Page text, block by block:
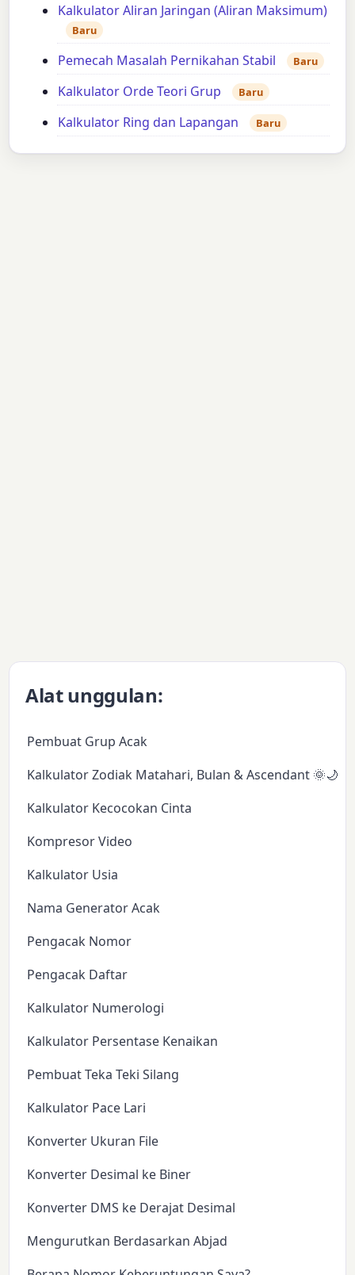
Kalkulator Aliran Jaringan (Aliran Maksimum)
Baru
Pemecah Masalah Pernikahan Stabil Baru
Kalkulator Orde Teori Grup Baru
Kalkulator Ring dan Lapangan Baru
Alat unggulan:
Pembuat Grup Acak
Kalkulator Zodiak Matahari, Bulan & Ascendant 🌞🌙✨
Kalkulator Kecocokan Cinta
Kompresor Video
Kalkulator Usia
Nama Generator Acak
Pengacak Nomor
Pengacak Daftar
Kalkulator Numerologi
Kalkulator Persentase Kenaikan
Pembuat Teka Teki Silang
Kalkulator Pace Lari
Konverter Ukuran File
Konverter Desimal ke Biner
Konverter DMS ke Derajat Desimal
Mengurutkan Berdasarkan Abjad